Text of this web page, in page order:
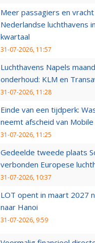
Meer passagiers en
Nederlandse luchthavens
kwartaal
31-07-2026, 11:57
Luchthavens Napels
onderhoud: KLM en
31-07-2026, 11:28
Einde van een tijdperk:
neemt afscheid van
31-07-2026, 11:25
Gedeelde tweede plaats
verbonden Europese
31-07-2026, 10:37
LOT opent in maart 2027
naar Hanoi
31-07-2026, 9:59